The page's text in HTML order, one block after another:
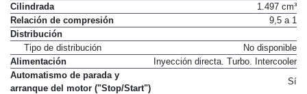
Cilindrada
1.497 cm³
Relación de compresión
9,5 a 1
Distribución
Tipo de distribución
No disponible
Alimentación
Inyección directa. Turbo. Intercooler
Automatismo de parada y
arranque del motor ("Stop/Start")
Sí